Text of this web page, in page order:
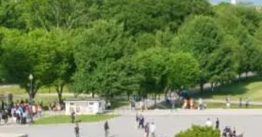
太平洋地域
オセアニア
ハワイ
北マケ